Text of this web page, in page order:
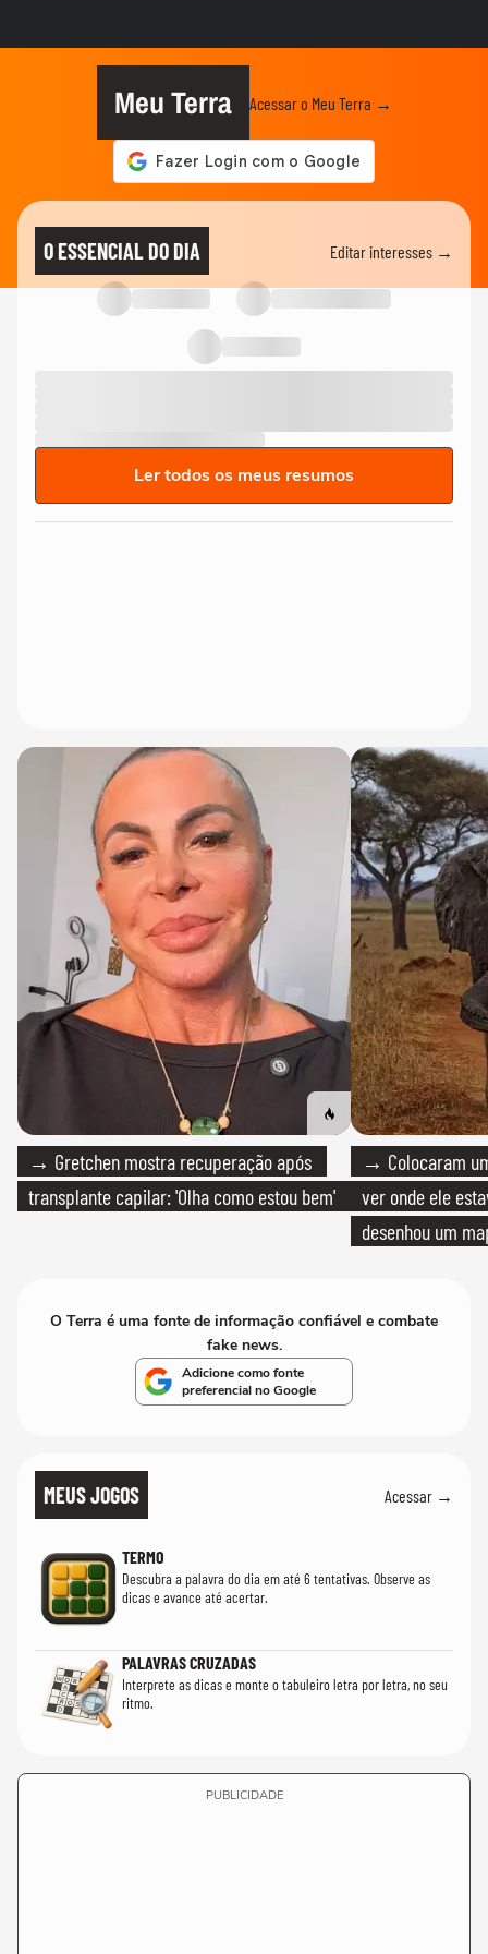
Meu Terra Acessar o Meu Terra →
O ESSENCIAL DO DIA Editar interesses →
Ler todos os meus resumos
→ Gretchen mostra recuperação após
transplante capilar: 'Olha como estou bem'
→ Colocaram
ver onde ele
desenhou um
O Terra é uma fonte de informação confiável e combate
fake news.
Adicione como fonte
preferencial no Google
MEUS JOGOS Acessar →
TERMO
Descubra a palavra do dia em até 6 tentativas. Observe as
dicas e avance até acertar.
PALAVRAS CRUZADAS
Interprete as dicas e monte o tabuleiro letra por letra, no seu
ritmo.
PUBLICIDADE